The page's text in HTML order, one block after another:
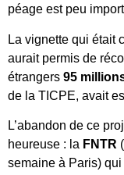
péage est peu
La vignette qui était
aurait permis de
étrangers 95
de la TICPE, avait
L’abandon de ce
heureuse : la FNTR
semaine à Paris)